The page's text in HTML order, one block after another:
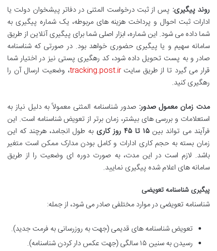
روند پیگیری: پس از ثبت درخواست المثنی در دفاتر پیشخوان دولت یا
ادارات ثبت احوال و پرداخت هزینه های مربوطه، یک شماره پیگیری به
شما داده می شود. این شماره، ابزار اصلی شما برای پیگیری آنلاین از طریق
سامانه سهیم و یا پیگیری حضوری خواهد بود. در صورتی که شناسنامه
صادر و به پست تحویل داده شود، کد رهگیری پستی نیز در اختیار شما
قرار می گیرد تا از طریق سایتtracking.post.ir، وضعیت ارسال آن را
رهگیری کنید.
مدت زمان معمول صدور: صدور شناسنامه المثنی معمولاً به دلیل نیاز به
استعلامات و بررسی های بیشتر، زمان برتر از تعویض شناسنامه است. این
فرآیند می تواند بین۱۵ تا ۴۵ روز کاری
به طول انجامد، هرچند که این
زمان بسته به حجم کاری ادارات و کامل بودن مدارک ممکن است متغیر
باشد. لازم است در این مدت، به صورت دوره ای وضعیت را از طریق
سامانه های اعلام شده پیگیری نمایید.
پیگیری شناسنامه تعویضی
شناسنامه تعویضی در موارد مختلفی صادر می شود، از جمله:
تعویض شناسنامه های قدیمی (جهت به روزرسانی به فرمت جدید).
رسیدن به سنین ۱۵ سالگی (جهت عکس دار کردن شناسنامه).